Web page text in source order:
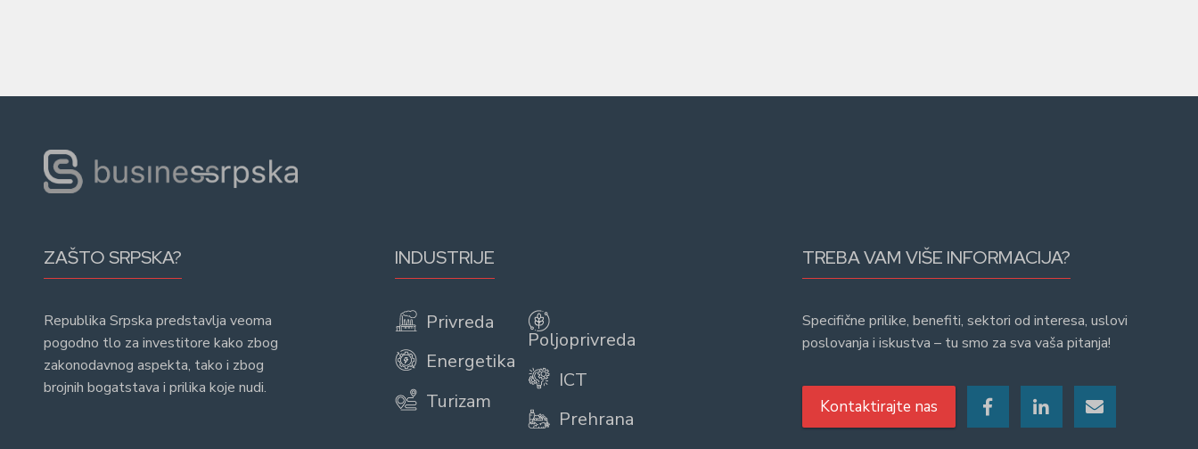
ZAŠTO SRPSKA?
Republika Srpska predstavlja veoma
pogodno tlo za investitore kako zbog
zakonodavnog aspekta, tako i zbog
brojnih bogatstava i prilika koje nudi.
INDUSTRIJE
Privreda
Energetika
Turizam
Poljoprivreda
ICT
Prehrana
TREBA VAM VIŠE INFORMACIJA?
Specifične prilike, benefiti, sektori od interesa, uslovi
poslovanja i iskustva – tu smo za sva vaša pitanja!
Kontaktirajte nas